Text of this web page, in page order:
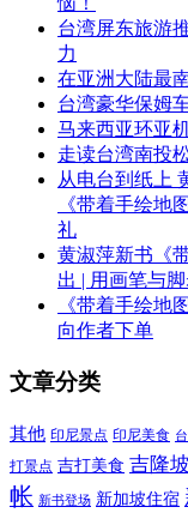
台湾屏东旅游
力
在亚洲大陆最
台湾豪华保姆
马来西亚环亚
走读台湾南投
从电台到纸上
《带着手绘地
礼
黄淑萍新书《
出 | 用画笔与
《带着手绘地
向作者下单
文章分类
其他 印尼景点 印尼美食
打景点 吉打美食 吉隆
帐 新书登场 新加坡住宿